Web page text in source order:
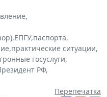
,
,ЕПГУ,паспорта,
,практические ситуации,
госуслуги,
РФ,
Перепечатка